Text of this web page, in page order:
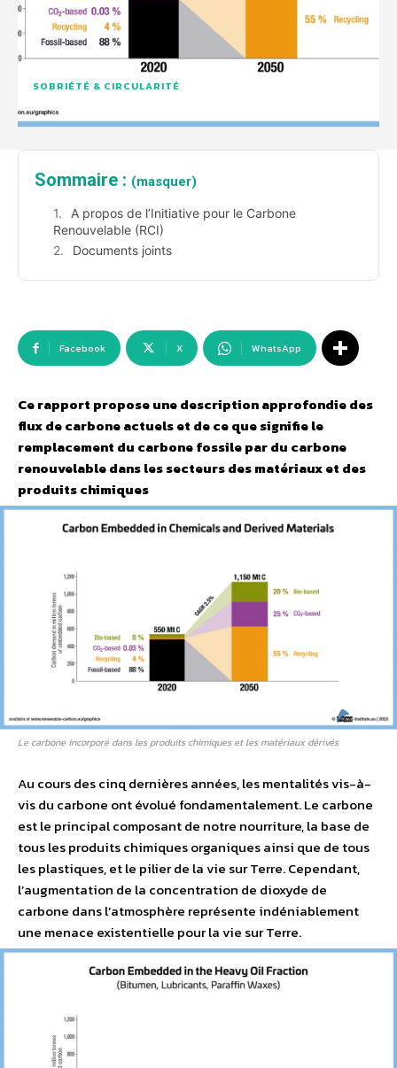
SOBRIÉTÉ & CIRCULARITÉ
Sommaire : (masquer)
A propos de l’Initiative pour le Carbone
Renouvelable (RCI)
Documents joints
Facebook X WhatsApp
Ce rapport propose une description approfondie des
flux de carbone actuels et de ce que signifie le
remplacement du carbone fossile par du carbone
renouvelable dans les secteurs des matériaux et des
produits chimiques
Le carbone incorporé dans les produits chimiques et les matériaux dérivés
Au cours des cinq dernières années, les mentalités vis-à-
vis du carbone ont évolué fondamentalement. Le carbone
est le principal composant de notre nourriture, la base de
tous les produits chimiques organiques ainsi que de tous
les plastiques, et le pilier de la vie sur Terre. Cependant,
l’augmentation de la concentration de dioxyde de
carbone dans l’atmosphère représente indéniablement
une menace existentielle pour la vie sur Terre.